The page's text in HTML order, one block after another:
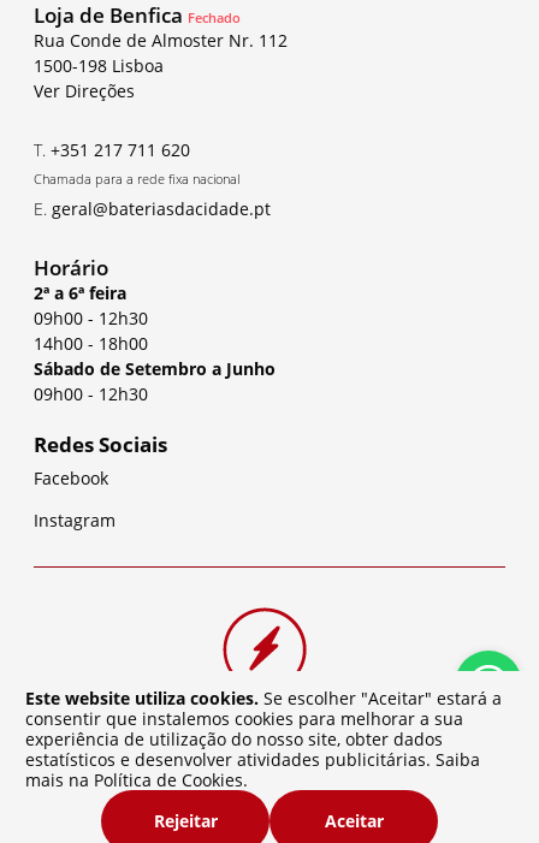
Loja de Benfica Fechado
Rua Conde de Almoster Nr. 112
1500-198 Lisboa
Ver Direções
T. +351 217 711 620
Chamada para a rede fixa nacional
E. geral@bateriasdacidade.pt
Horário
2ª a 6ª feira
09h00 - 12h30
14h00 - 18h00
Sábado de Setembro a Junho
09h00 - 12h30
Redes Sociais
Facebook
Instagram
2026 Baterias da Cidade | Desenvolvido por
Atelier de
Software
Este website utiliza cookies. Se escolher "Aceitar" estará a
consentir que instalemos cookies para melhorar a sua
experiência de utilização do nosso site, obter dados
estatísticos e desenvolver atividades publicitárias. Saiba
mais na Política de Cookies.
Rejeitar
Aceitar